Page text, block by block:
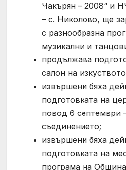
Чакърян – 2008“ и
– с. Николово, ще
с разнообразна
музикални и
продължава
салон на
извършени бяха
подготовката на
повод 6 септември
съединението;
извършени бяха
подготовката на
програма на